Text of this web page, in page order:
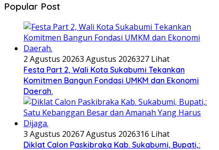
Popular Post
2 Agustus 20263 Agustus 2026327 Lihat
Festa Part 2, Wali Kota Sukabumi Tekankan
Komitmen Bangun Fondasi UMKM dan Ekonomi
Daerah.
3 Agustus 20267 Agustus 2026316 Lihat
Diklat Calon Paskibraka Kab. Sukabumi, Bupati,: